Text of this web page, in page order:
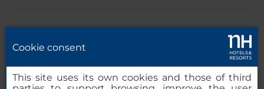
Canal de denuncias
Cookie consent
This site uses its own cookies and those of third